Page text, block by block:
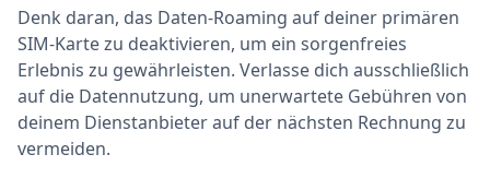
Denk daran, das Daten-Roaming auf deiner primären
SIM-Karte zu deaktivieren, um ein sorgenfreies
Erlebnis zu gewährleisten. Verlasse dich ausschließlich
auf die Datennutzung, um unerwartete Gebühren von
deinem Dienstanbieter auf der nächsten Rechnung zu
vermeiden.